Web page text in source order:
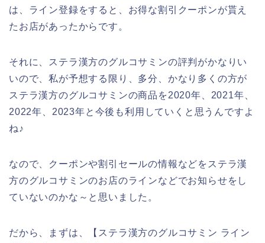
は、ライン登録をすると、お得な割引クーポンが貰え
たお店があったからです。
それに、ステラ漢方のグルコサミンの評判がかなりい
いので、私が予想する限り、多分、かなり多くの方が
ステラ漢方のグルコサミンの商品を2020年、2021年、
2022年、2023年と今後も利用していくと思うんですよ
ね♪
なので、クーポンや割引セールの情報などをステラ漢
方のグルコサミンのお店のラインなどでお知らせをし
ていないのかな～と思いました。
だから、まずは、【ステラ漢方のグルコサミン ライン